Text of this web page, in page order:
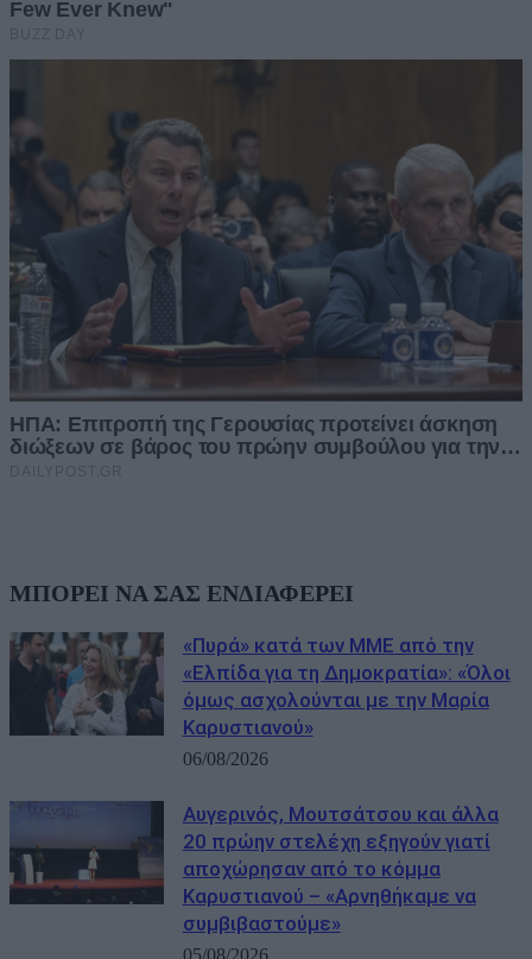
ΜΠΟΡΕΙ ΝΑ ΣΑΣ ΕΝΔΙΑΦΕΡΕΙ
«Πυρά» κατά των ΜΜΕ από την
«Ελπίδα για τη Δημοκρατία»: «Όλοι
όμως ασχολούνται με την Μαρία
Καρυστιανού»
06/08/2026
Αυγερινός, Μουτσάτσου και άλλα
20 πρώην στελέχη εξηγούν γιατί
αποχώρησαν από το κόμμα
Καρυστιανού – «Αρνηθήκαμε να
συμβιβαστούμε»